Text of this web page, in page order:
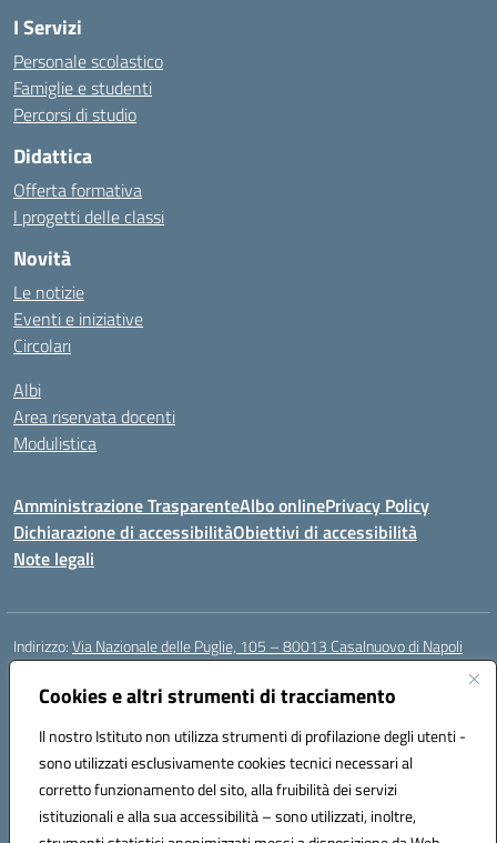
Cookies e altri strumenti di tracciamento
Il nostro Istituto non utilizza strumenti di profilazione degli utenti -
sono utilizzati esclusivamente cookies tecnici necessari al
corretto funzionamento del sito, alla fruibilità dei servizi
istituzionali e alla sua accessibilità – sono utilizzati, inoltre,
I Servizi
Personale scolastico
Famiglie e studenti
Percorsi di studio
Didattica
Offerta formativa
I progetti delle classi
Novità
Le notizie
Eventi e iniziative
Circolari
Albi
Area riservata docenti
Modulistica
Amministrazione TrasparenteAlbo onlinePrivacy Policy
Dichiarazione di accessibilitàObiettivi di accessibilità
Note legali
Indirizzo:Via Nazionale delle Puglie, 105 – 80013 Casalnuovo di Napoli
Centralino:
Email:naee32300a@istruzione.it
Codice fiscale: 93007720639
Codice meccanografico:
NAEE32300A
Codice unico di fatturazione (CUF): UFDMFG